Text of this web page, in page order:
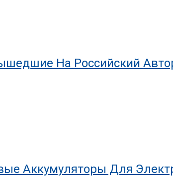
На Российский
Аккумуляторы Для